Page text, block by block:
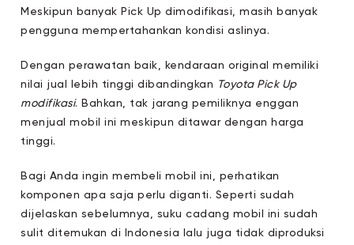
Meskipun banyak Pick Up dimodifikasi, masih banyak
pengguna mempertahankan kondisi aslinya.
Dengan perawatan baik, kendaraan original memiliki
nilai jual lebih tinggi dibandingkan Toyota Pick Up
modifikasi. Bahkan, tak jarang pemiliknya enggan
menjual mobil ini meskipun ditawar dengan harga
tinggi.
Bagi Anda ingin membeli mobil ini, perhatikan
komponen apa saja perlu diganti. Seperti sudah
dijelaskan sebelumnya, suku cadang mobil ini sudah
sulit ditemukan di Indonesia lalu juga tidak diproduksi